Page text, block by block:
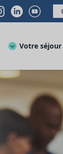
Votre séjour